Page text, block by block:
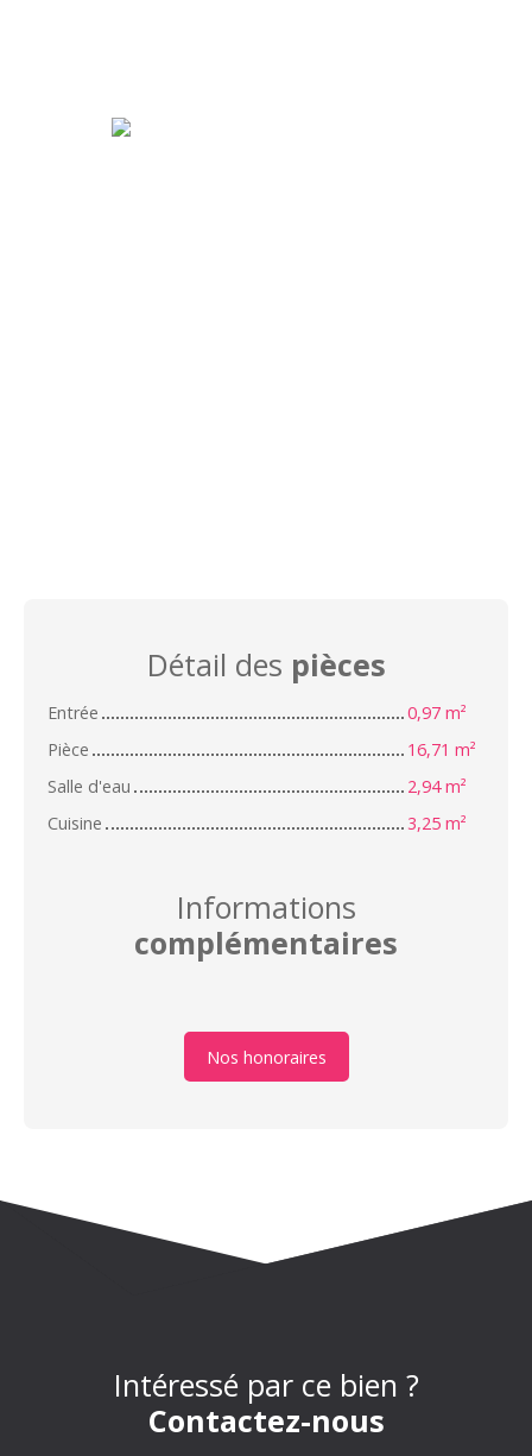
Détail des pièces
Entrée
0,97 m²
Pièce
16,71 m²
Salle d'eau
2,94 m²
Cuisine
3,25 m²
Informations
complémentaires
Nos honoraires
Intéressé par ce bien ?
Contactez-nous